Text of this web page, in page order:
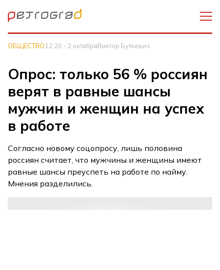
ОБЩЕСТВО12:20 - 2 октябряВиктор Буткевич
Опрос: только 56 % россиян
верят в равные шансы
мужчин и женщин на успех
в работе
Согласно новому соцопросу, лишь половина
россиян считает, что мужчины и женщины имеют
равные шансы преуспеть на работе по найму.
Мнения разделились.